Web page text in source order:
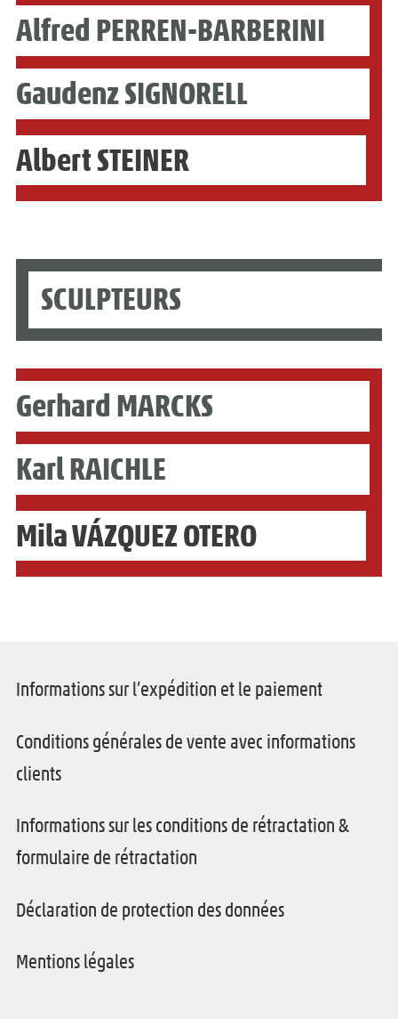
Alfred PERREN-BARBERINI
Gaudenz SIGNORELL
Albert STEINER
SCULPTEURS
Gerhard MARCKS
Karl RAICHLE
Mila VÁZQUEZ OTERO
Informations sur l’expédition et le paiement
Conditions générales de vente avec informations
clients
Informations sur les conditions de rétractation &
formulaire de rétractation
Déclaration de protection des données
Mentions légales